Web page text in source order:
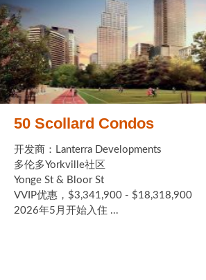
50 Scollard Condos
开发商：Lanterra Developments
多伦多Yorkville社区
Yonge St & Bloor St
VVIP优惠，$3,341,900 - $18,318,900
2026年5月开始入住 ...